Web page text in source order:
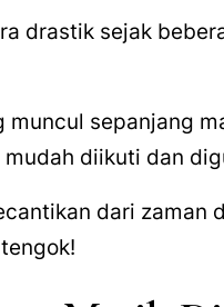
drastik sejak
muncul sepanjang
diikuti dan
dari zaman